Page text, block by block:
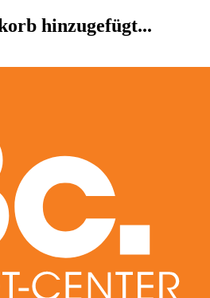
hinzugefügt...